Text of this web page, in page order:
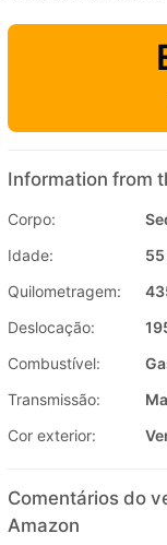
Information from
Corpo:
Idade:
Quilometragem:
Deslocação:
Combustível:
Transmissão:
Cor exterior:
Comentários do
Amazon